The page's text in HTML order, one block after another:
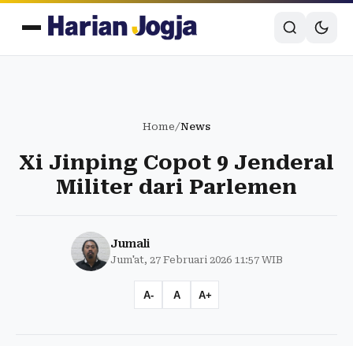
Home/News
Xi Jinping Copot 9 Jenderal
Militer dari Parlemen
Jumali
Jum'at, 27 Februari 2026 11:57 WIB
A- A A+